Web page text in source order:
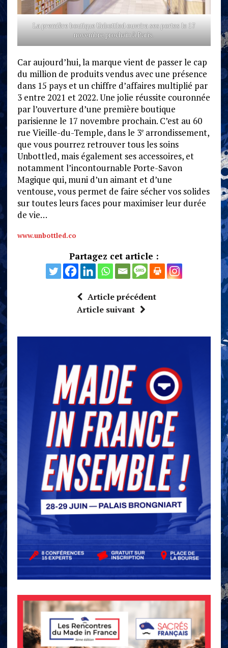
La première boutique Unbottled ouvrira ses portes le 17
novembre prochain à Paris.
Car aujourd’hui, la marque vient de passer le cap
du million de produits vendus avec une présence
dans 15 pays et un chiffre d’affaires multiplié par
3 entre 2021 et 2022. Une jolie réussite couronnée
par l’ouverture d’une première boutique
parisienne le 17 novembre prochain. C’est au 60
rue Vieille-du-Temple, dans le 3earrondissement,
que vous pourrez retrouver tous les soins
Unbottled, mais également ses accessoires, et
notamment l’incontournable Porte-Savon
Magique qui, muni d’un aimant et d’une
ventouse, vous permet de faire sécher vos solides
sur toutes leurs faces pour maximiser leur durée
de vie…
www.unbottled.co
Partagez cet article :
Article précédent
Article suivant